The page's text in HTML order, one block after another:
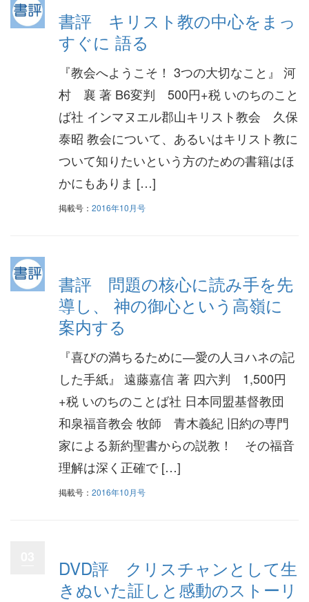
書評 キリスト教の中心をまっ
すぐに 語る
『教会へようこそ！ 3つの大切なこと』 河
村 襄 著 B6変判 500円+税 いのちのこと
ば社 インマヌエル郡山キリスト教会 久保
泰昭 教会について、あるいはキリスト教に
ついて知りたいという方のための書籍はほ
かにもありま […]
掲載号： 2016年10月号
書評 問題の核心に読み手を先
導し、 神の御心という高嶺に
案内する
『喜びの満ちるために―愛の人ヨハネの記
した手紙』 遠藤嘉信 著 四六判 1,500円
+税 いのちのことば社 日本同盟基督教団
和泉福音教会 牧師 青木義紀 旧約の専門
家による新約聖書からの説教！ その福音
理解は深く正確で […]
掲載号： 2016年10月号
DVD評 クリスチャンとして生
きぬいた証しと感動のストーリ